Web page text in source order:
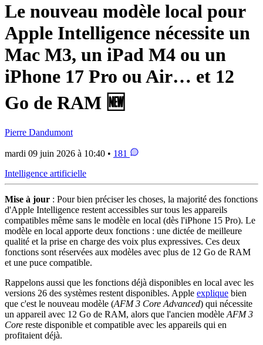
Le nouveau modèle local pour
Apple Intelligence nécessite un
Mac M3, un iPad M4 ou un
iPhone 17 Pro ou Air… et 12
Go de RAM 🆕
Pierre Dandumont
mardi 09 juin 2026 à 10:40 • 181
Intelligence artificielle
Mise à jour : Pour bien préciser les choses, la majorité des fonctions
d'Apple Intelligence restent accessibles sur tous les appareils
compatibles même sans le modèle en local (dès l'iPhone 15 Pro). Le
modèle en local apporte deux fonctions : une dictée de meilleure
qualité et la prise en charge des voix plus expressives. Ces deux
fonctions sont réservées aux modèles avec plus de 12 Go de RAM
et une puce compatible.
Rappelons aussi que les fonctions déjà disponibles en local avec les
versions 26 des systèmes restent disponibles. Apple explique bien
que c'est le nouveau modèle (AFM 3 Core Advanced) qui nécessite
un appareil avec 12 Go de RAM, alors que l'ancien modèle AFM 3
Core reste disponible et compatible avec les appareils qui en
profitaient déjà.